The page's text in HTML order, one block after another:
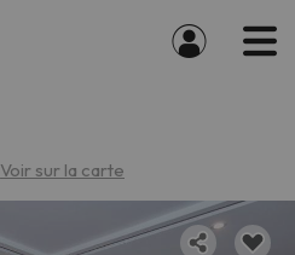
Voir sur la carte